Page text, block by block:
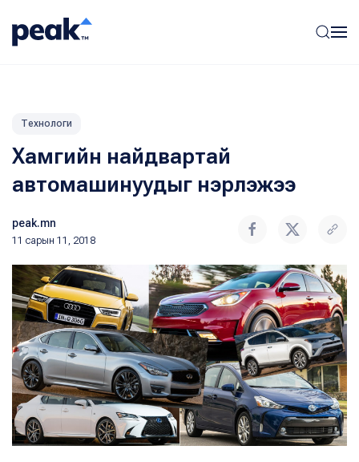
Технологи
Хамгийн найдвартай
автомашинуудыг нэрлэжээ
peak.mn
11 сарын 11, 2018